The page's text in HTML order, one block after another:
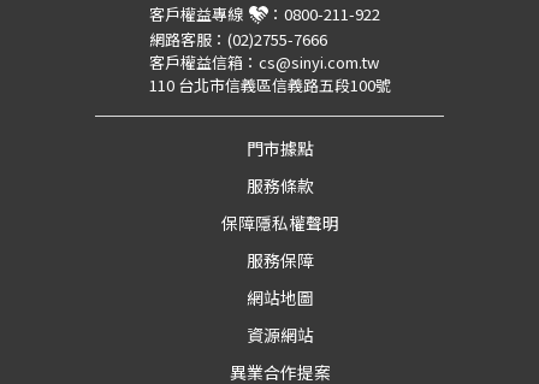
客戶權益專線 ： 0800-211-922
網路客服： (02)2755-7666
客戶權益信箱： cs@sinyi.com.tw
110 台北市信義區信義路五段100號
門市據點
服務條款
保障隱私權聲明
服務保障
網站地圖
資源網站
異業合作提案